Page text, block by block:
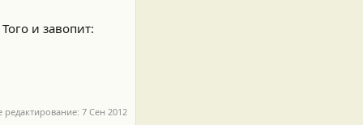
и завопит:
редактирование: 7 Сен 2012